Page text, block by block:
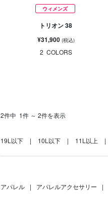
ウィメンズ
トリオン 38
¥31,900 (税込)
2 COLORS
2件中 1件 ～ 2件を表示
19L以下 10L以下 11L以上
アパレル | アパレルアクセサリー |